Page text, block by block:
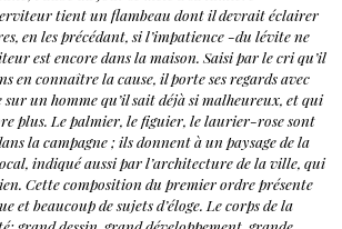
tient un flambeau dont il devrait éclairer
en les précédant, si l’impatience -du lévite ne
est encore dans la maison. Saisi par le cri qu’il
en connaître la cause, il porte ses regards avec
un homme qu’il sait déjà si malheureux, et qui
plus. Le palmier, le figuier, le laurier-rose sont
la campagne ; ils donnent à un paysage de la
indiqué aussi par l’architecture de la ville, qui
Cette composition du premier ordre présente
et beaucoup de sujets d’éloge. Le corps de la